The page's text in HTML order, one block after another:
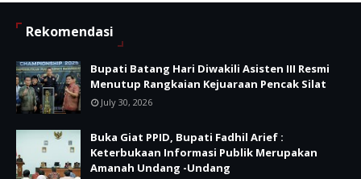
Rekomendasi
Bupati Batang Hari Diwakili Asisten III Resmi
Menutup Rangkaian Kejuaraan Pencak Silat
July 30, 2026
Buka Giat PPID, Bupati Fadhil Arief :
Keterbukaan Informasi Publik Merupakan
Amanah Undang -Undang